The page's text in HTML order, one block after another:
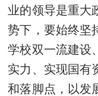
业的领导是重大
势下，要始终坚
学校双一流建设
实力、实现国有
和落脚点，以发